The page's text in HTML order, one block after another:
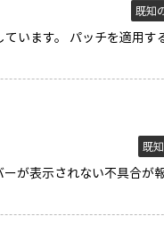
既知
います。 パッチを適用
既
が表示されない不具合が